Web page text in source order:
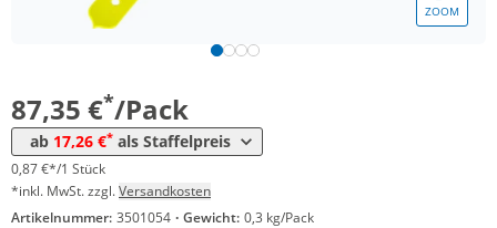
ZOOM
87,35 €*/Pack
ab 17,26 €* als Staffelpreis
ab 100 Pack
ab 300 Pack
ab 500 Pack 17,26 €*
0,87 €*/1 Stück
*inkl. MwSt. zzgl.Versandkosten
Artikelnummer: 3501054 · Gewicht: 0,3 kg/Pack